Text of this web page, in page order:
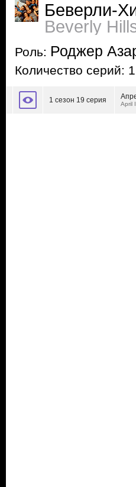
Беверли-
Beverly
Роль: Роджер
Количество серий: 1
1 сезон 19 серия April